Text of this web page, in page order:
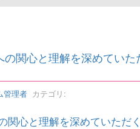
関心と理解を深めてい
管理者カテゴリ:
関心と理解を深めていただ